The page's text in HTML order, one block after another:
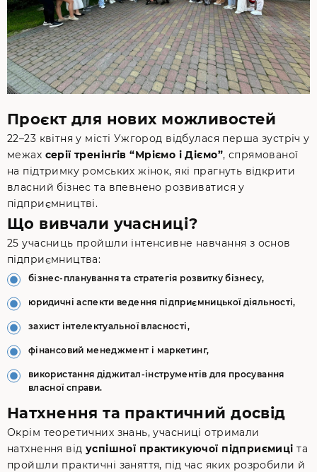
Проєкт для нових можливостей
22–23 квітня у місті Ужгород відбулася перша зустріч у
межах серії тренінгів “Мріємо і Діємо”, спрямованої
на підтримку ромських жінок, які прагнуть відкрити
власний бізнес та впевнено розвиватися у
підприємництві.
Що вивчали учасниці?
25 учасниць пройшли інтенсивне навчання з основ
підприємництва:
бізнес-планування та стратегія розвитку бізнесу,
юридичні аспекти ведення підприємницької діяльності,
захист інтелектуальної власності,
фінансовий менеджмент і маркетинг,
використання діджитал-інструментів для просування
власної справи.
Натхнення та практичний досвід
Окрім теоретичних знань, учасниці отримали
натхнення від успішної практикуючої підприємиці та
пройшли практичні заняття, під час яких розробили й